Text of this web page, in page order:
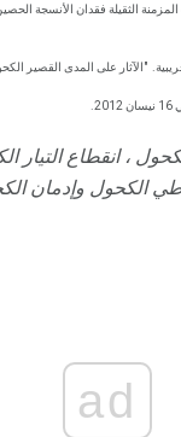
الثقيلة فقدان الأنسجة
"الآثار على المدى القصير
، انقطاع التيار
الكحول وإدمان
ad